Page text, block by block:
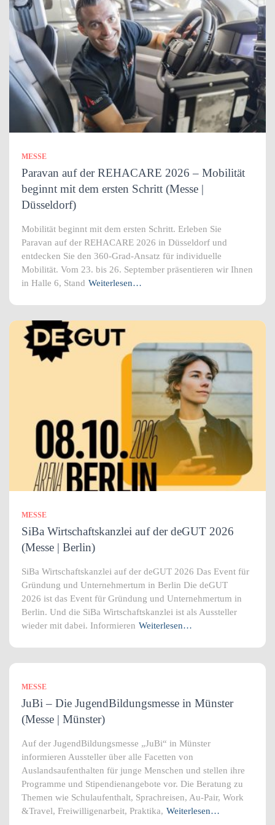
MESSE
Paravan auf der REHACARE 2026 – Mobilität
beginnt mit dem ersten Schritt (Messe |
Düsseldorf)
Mobilität beginnt mit dem ersten Schritt. Erleben Sie
Paravan auf der REHACARE 2026 in Düsseldorf und
entdecken Sie den 360-Grad-Ansatz für individuelle
Mobilität. Vom 23. bis 26. September präsentieren wir Ihnen
in Halle 6, Stand Weiterlesen…
MESSE
SiBa Wirtschaftskanzlei auf der deGUT 2026
(Messe | Berlin)
SiBa Wirtschaftskanzlei auf der deGUT 2026 Das Event für
Gründung und Unternehmertum in Berlin Die deGUT
2026 ist das Event für Gründung und Unternehmertum in
Berlin. Und die SiBa Wirtschaftskanzlei ist als Aussteller
wieder mit dabei. Informieren Weiterlesen…
MESSE
JuBi – Die JugendBildungsmesse in Münster
(Messe | Münster)
Auf der JugendBildungsmesse „JuBi“ in Münster
informieren Aussteller über alle Facetten von
Auslandsaufenthalten für junge Menschen und stellen ihre
Programme und Stipendienangebote vor. Die Beratung zu
Themen wie Schulaufenthalt, Sprachreisen, Au-Pair, Work
&Travel, Freiwilligenarbeit, Praktika, Weiterlesen…